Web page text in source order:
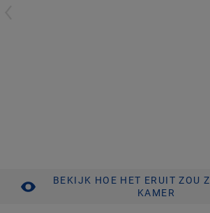
BEKIJK HOE HET ERUIT ZOU
KAMER